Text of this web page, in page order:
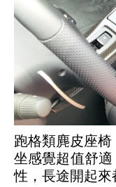
跑格類麂皮座
坐感覺超值舒
性，長途開起來